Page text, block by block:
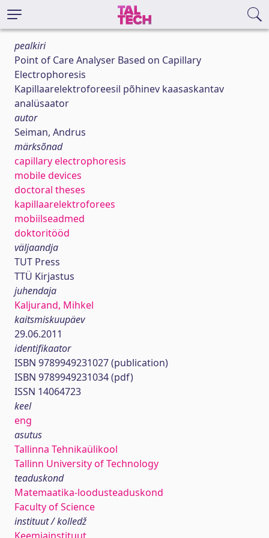
pealkiri
Point of Care Analyser Based on Capillary
Electrophoresis
Kapillaarelektroforeesil põhinev kaasaskantav
analüsaator
autor
Seiman, Andrus
märksõnad
capillary electrophoresis
mobile devices
doctoral theses
kapillaarelektroforees
mobiilseadmed
doktoritööd
väljaandja
TUT Press
TTÜ Kirjastus
juhendaja
Kaljurand, Mihkel
kaitsmiskuupäev
29.06.2011
identifikaator
ISBN 9789949231027 (publication)
ISBN 9789949231034 (pdf)
ISSN 14064723
keel
eng
asutus
Tallinna Tehnikaülikool
Tallinn University of Technology
teaduskond
Matemaatika-loodusteaduskond
Faculty of Science
instituut / kolledž